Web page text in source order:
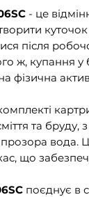
- це
після
ж, купання у
фізична
та бруду,
прозора вода.
що
поєднує в